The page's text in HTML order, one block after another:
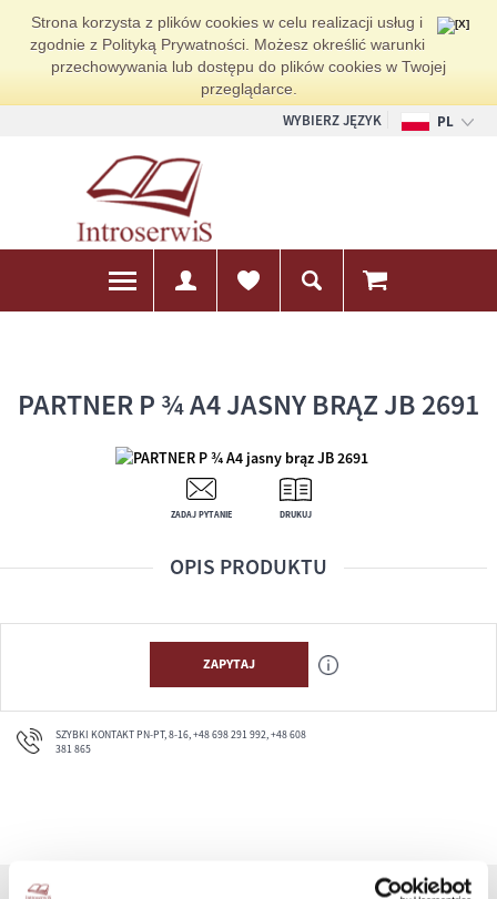
Strona korzysta z plików cookies w celu realizacji usług i
zgodnie z Polityką Prywatności. Możesz określić warunki
przechowywania lub dostępu do plików cookies w Twojej
przeglądarce.
WYBIERZ JĘZYK
PL
PARTNER P ¾ A4 JASNY BRĄZ JB 2691
ZADAJ PYTANIE DRUKUJ
OPIS PRODUKTU
ZAPYTAJ
SZYBKI KONTAKT PN-PT, 8-16, +48 698 291 992, +48 608
381 865